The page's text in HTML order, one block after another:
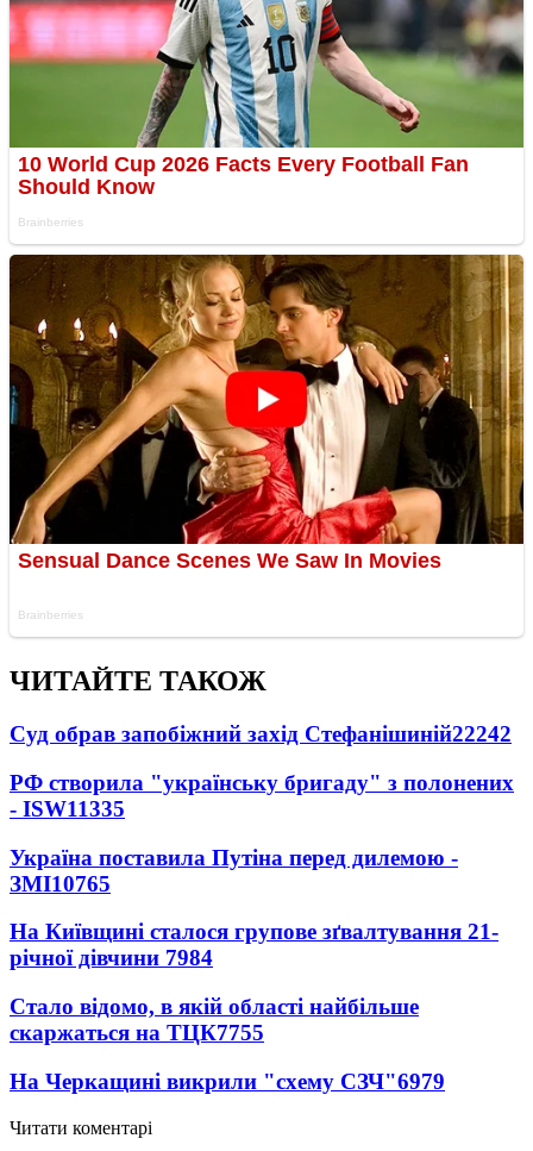
ЧИТАЙТЕ ТАКОЖ
Суд обрав запобіжний захід Стефанішиній22242
РФ створила "українську бригаду" з полонених
- ISW11335
Україна поставила Путіна перед дилемою -
ЗМІ10765
На Київщині сталося групове зґвалтування 21-
річної дівчини 7984
Стало відомо, в якій області найбільше
скаржаться на ТЦК7755
На Черкащині викрили "схему СЗЧ"6979
Читати коментарі